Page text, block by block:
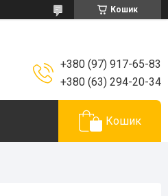
Кошик
+380 (97) 917-65-83
+380 (63) 294-20-34
Кошик